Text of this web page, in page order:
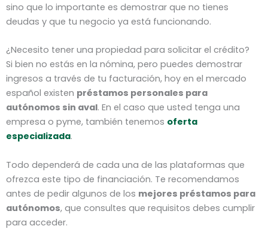
sino que lo importante es demostrar que no tienes
deudas y que tu negocio ya está funcionando.
¿Necesito tener una propiedad para solicitar el crédito?
Si bien no estás en la nómina, pero puedes demostrar
ingresos a través de tu facturación, hoy en el mercado
español existen préstamos personales para
autónomos sin aval. En el caso que usted tenga una
empresa o pyme, también tenemos oferta
especializada.
Todo dependerá de cada una de las plataformas que
ofrezca este tipo de financiación. Te recomendamos
antes de pedir algunos de los mejores préstamos para
autónomos, que consultes que requisitos debes cumplir
para acceder.